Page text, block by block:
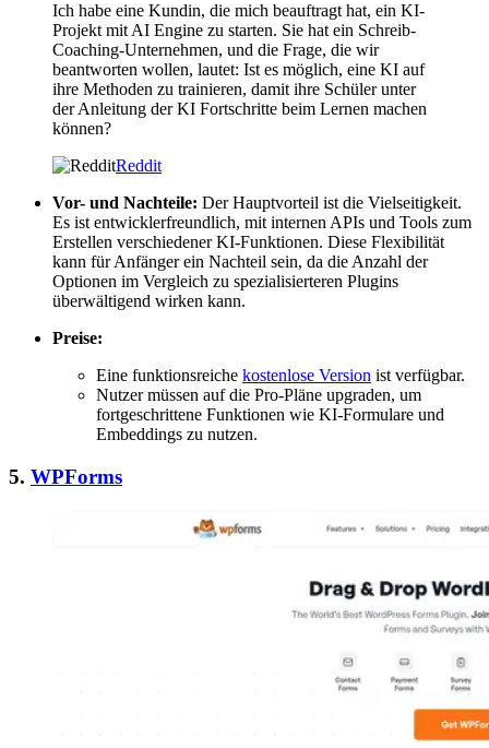
Ich habe eine Kundin, die mich beauftragt hat, ein KI-
Projekt mit AI Engine zu starten. Sie hat ein Schreib-
Coaching-Unternehmen, und die Frage, die wir
beantworten wollen, lautet: Ist es möglich, eine KI auf
ihre Methoden zu trainieren, damit ihre Schüler unter
der Anleitung der KI Fortschritte beim Lernen machen
können?
Reddit
Vor- und Nachteile: Der Hauptvorteil ist die Vielseitigkeit.
Es ist entwicklerfreundlich, mit internen APIs und Tools zum
Erstellen verschiedener KI-Funktionen. Diese Flexibilität
kann für Anfänger ein Nachteil sein, da die Anzahl der
Optionen im Vergleich zu spezialisierteren Plugins
überwältigend wirken kann.
Preise:
Eine funktionsreiche kostenlose Version ist verfügbar.
Nutzer müssen auf die Pro-Pläne upgraden, um
fortgeschrittene Funktionen wie KI-Formulare und
Embeddings zu nutzen.
5. WPForms